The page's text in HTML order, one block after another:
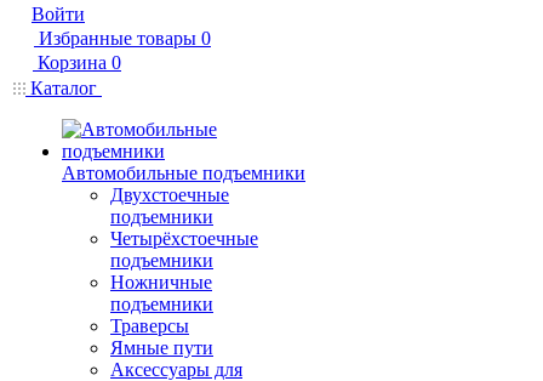
Войти
Избранные товары 0
Корзина 0
Каталог
Автомобильные подъемники
Двухстоечные
подъемники
Четырёхстоечные
подъемники
Ножничные
подъемники
Траверсы
Ямные пути
Аксессуары для